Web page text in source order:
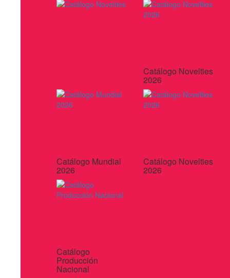
Catálogo Novelties
2026
Catálogo Mundial
2026
Catálogo Novelties
2026
Catálogo
Producción
Nacional